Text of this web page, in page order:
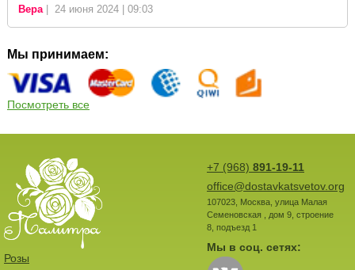
Вера| 24 июня 2024 | 09:03
Мы принимаем:
Посмотреть все
+7 (968) 891-19-11
office@dostavkatsvetov.org
107023, Москва, улица Малая
Семеновская , дом 9, строение
8, подъезд 1
Мы в соц. сетях:
Розы